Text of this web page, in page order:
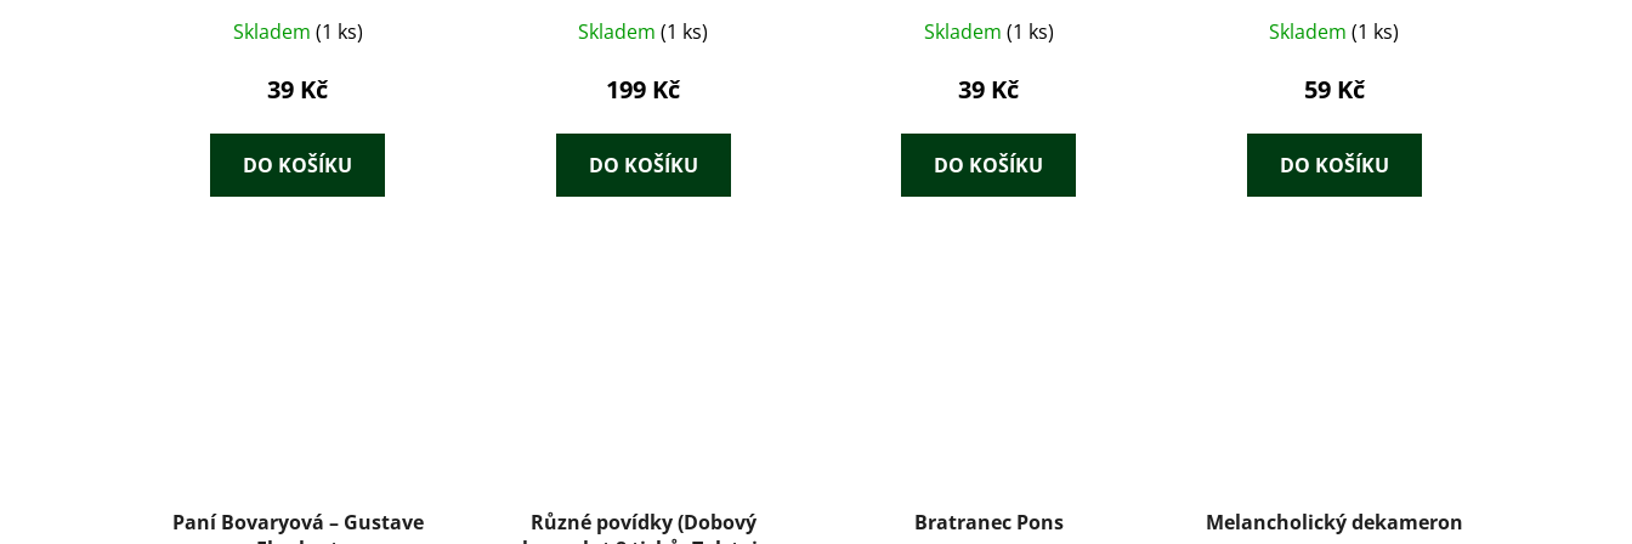
Skladem (1 ks)
39 Kč
DO KOŠÍKU
Skladem(1 ks)
199 Kč
DO KOŠÍKU
Skladem (1 ks)
39 Kč
DO KOŠÍKU
Skladem(1 ks)
59 Kč
DO KOŠÍKU
Paní Bovaryová – Gustave
Různé povídky (Dobový
Bratranec Pons Melancholický dekameron